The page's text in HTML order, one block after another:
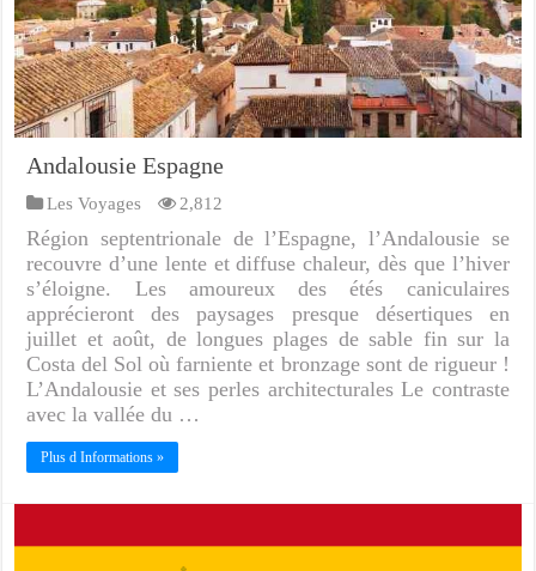
Andalousie Espagne
Les Voyages 2,812
Région septentrionale de l’Espagne, l’Andalousie se
recouvre d’une lente et diffuse chaleur, dès que l’hiver
s’éloigne. Les amoureux des étés caniculaires
apprécieront des paysages presque désertiques en
juillet et août, de longues plages de sable fin sur la
Costa del Sol où farniente et bronzage sont de rigueur !
L’Andalousie et ses perles architecturales Le contraste
avec la vallée du …
Plus d Informations »